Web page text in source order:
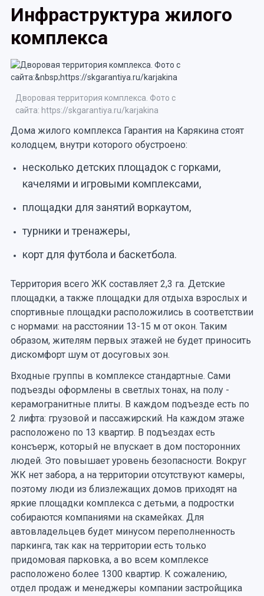
Инфраструктура жилого
комплекса
Дворовая территория комплекса. Фото с
сайта: https://skgarantiya.ru/karjakina
Дома жилого комплекса Гарантия на Карякина стоят
колодцем, внутри которого обустроено:
несколько детских площадок с горками,
качелями и игровыми комплексами,
площадки для занятий воркаутом,
турники и тренажеры,
корт для футбола и баскетбола.
Территория всего ЖК составляет 2,3 га. Детские
площадки, а также площадки для отдыха взрослых и
спортивные площадки расположились в соответствии
с нормами: на расстоянии 13-15 м от окон. Таким
образом, жителям первых этажей не будет приносить
дискомфорт шум от досуговых зон.
Входные группы в комплексе стандартные. Сами
подъезды оформлены в светлых тонах, на полу -
керамогранитные плиты. В каждом подъезде есть по
2 лифта: грузовой и пассажирский. На каждом этаже
расположено по 13 квартир. В подъездах есть
консъерж, который не впускает в дом посторонних
людей. Это повышает уровень безопасности. Вокруг
ЖК нет забора, а на территории отсутствуют камеры,
поэтому люди из близлежащих домов приходят на
яркие площадки комплекса с детьми, а подростки
собираются компаниями на скамейках. Для
автовладельцев будет минусом переполненность
паркинга, так как на территории есть только
придомовая парковка, а во всем комплексе
расположено более 1300 квартир. К сожалению,
отдел продаж и менеджеры компании застройщика